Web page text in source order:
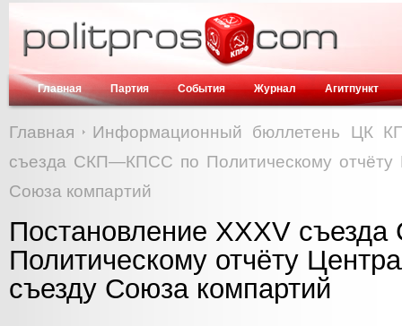
Главная Партия События Журнал Агитпункт
Главная
Информационный бюллетень ЦК
cъезда СКП—КПСС по Политическому отчёту
Союза компартий
Постановление XXXV
Политическому отчёту
съезду Союза компартий